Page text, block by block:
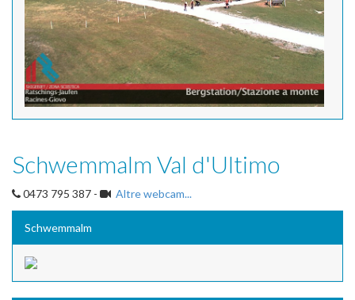
Schwemmalm Val d'Ultimo
0473 795 387 - Altre webcam...
Schwemmalm